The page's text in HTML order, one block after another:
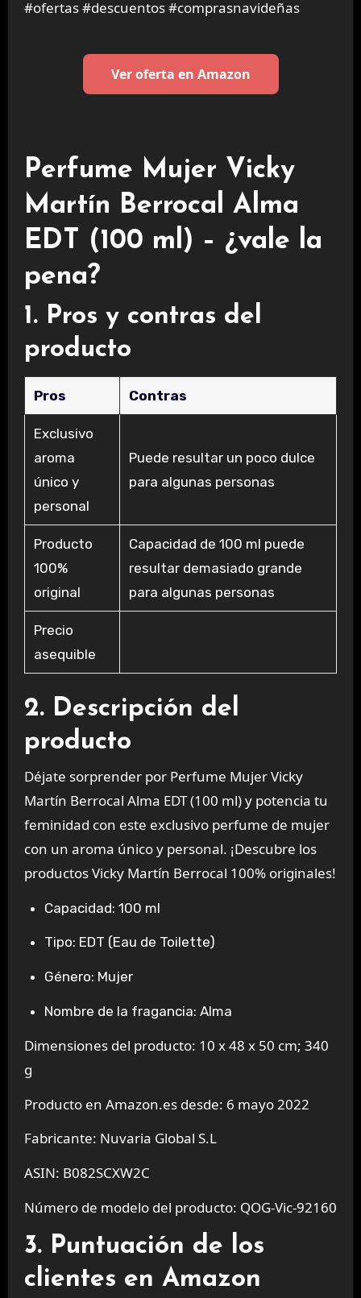
#ofertas #descuentos #comprasnavideñas
Ver oferta en Amazon
Perfume Mujer Vicky
Martín Berrocal Alma
EDT (100 ml) – ¿vale la
pena?
1. Pros y contras del
producto
Pros Contras
Exclusivo
aroma
único y
personal
Puede resultar un poco dulce
para algunas personas
Producto
100%
original
Capacidad de 100 ml puede
resultar demasiado grande
para algunas personas
Precio
asequible
2. Descripción del
producto
Déjate sorprender por Perfume Mujer Vicky
Martín Berrocal Alma EDT (100 ml)y potencia tu
feminidad con este exclusivo perfume de mujer
con un aroma único y personal. ¡Descubre los
productos Vicky Martín Berrocal 100% originales!
Capacidad: 100 ml
Tipo: EDT (Eau de Toilette)
Género: Mujer
Nombre de la fragancia: Alma
Dimensiones del producto: 10 x 48 x 50 cm; 340
g
Producto en Amazon.es desde: 6 mayo 2022
Fabricante: Nuvaria Global S.L
ASIN: B082SCXW2C
Número de modelo del producto: QOG-Vic-92160
3. Puntuación de los
clientes en Amazon